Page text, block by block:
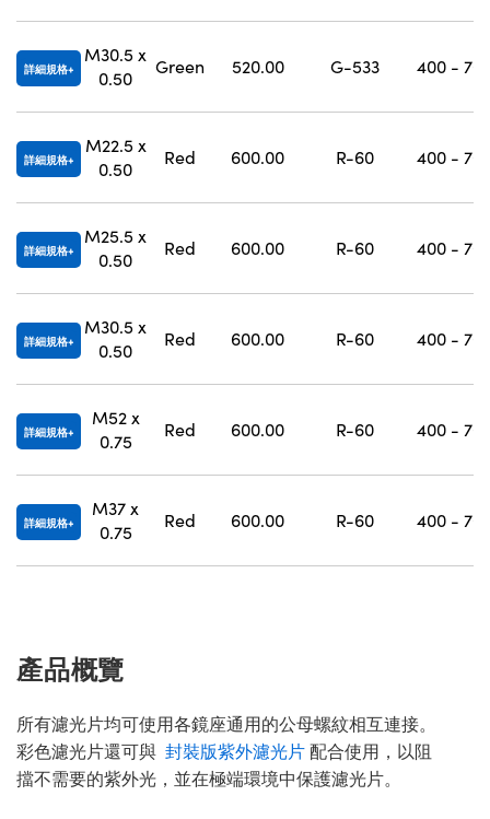
詳細規格
M30.5 x
0.50
Green 520.00 G-533 400 -
詳細規格
M22.5 x
0.50
Red 600.00 R-60 400 -
詳細規格
M25.5 x
0.50
Red 600.00 R-60 400 -
詳細規格
M30.5 x
0.50
Red 600.00 R-60 400 -
詳細規格
M52 x
0.75
Red 600.00 R-60 400 -
詳細規格
M37 x
0.75
Red 600.00 R-60 400 -
產品概覽
所有濾光片均可使用各鏡座通用的公母螺紋相互連接。
彩色濾光片還可與 封裝版紫外濾光片配合使用，以阻
擋不需要的紫外光，並在極端環境中保護濾光片。